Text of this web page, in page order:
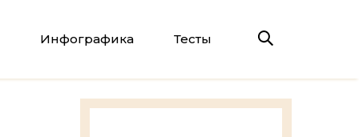
Инфографика Тесты